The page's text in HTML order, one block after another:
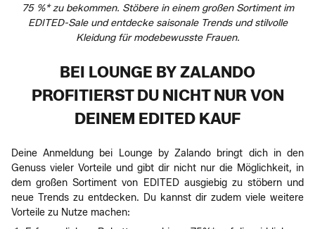
75 %* zu bekommen. Stöbere in einem großen Sortiment im
EDITED-Sale und entdecke saisonale Trends und stilvolle
Kleidung für modebewusste Frauen.
BEI LOUNGE BY ZALANDO
PROFITIERST DU NICHT NUR VON
DEINEM EDITED KAUF
Deine Anmeldung bei Lounge by Zalando bringt dich in den
Genuss vieler Vorteile und gibt dir nicht nur die Möglichkeit, in
dem großen Sortiment von EDITED ausgiebig zu stöbern und
neue Trends zu entdecken. Du kannst dir zudem viele weitere
Vorteile zu Nutze machen: